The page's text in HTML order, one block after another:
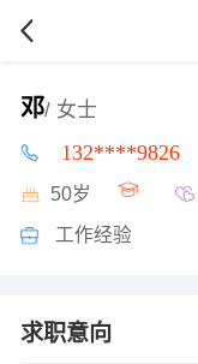
邓/ 女士
132****9826
50岁
工作经验
求职意向